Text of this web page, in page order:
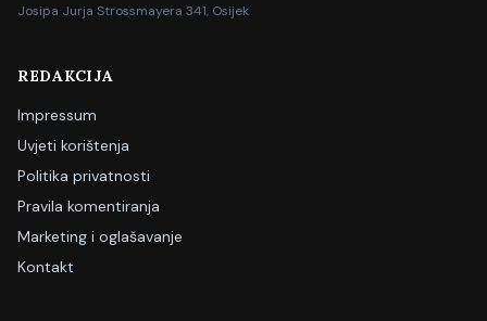
Josipa Jurja Strossmayera 341, Osijek
REDAKCIJA
Impressum
Uvjeti korištenja
Politika privatnosti
Pravila komentiranja
Marketing i oglašavanje
Kontakt